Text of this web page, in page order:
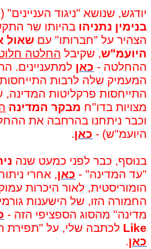
יודגש, שנושא "ניגוד העניינים"
בנימין נתניהו בהיותו שר
הצהיר על "חברותו" עם שאול
היועמ"ש, שקיבל החלטה
ההחלטה - כאן למתעניינים.
המעמיק שלה לרבות
התייחסות פרקליטות
מצויות בדו"ח מבקר המדינה
וכבר ניתחנו בהרחבה את
היועמ"ש) - כאן.
בנוסף, כבר לפני כמעט שנה
"עד המדינה" - כאן, אחרי
הומוריסטית, לאור היכרות
החמורה הזו, של הישענות
מדינה" מהסוג הספציפי הזה -
Like לכתבה שלי, על "תפירת
כאן.